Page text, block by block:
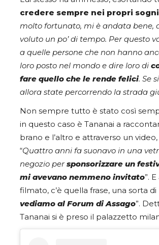
credere sempre nei propri sogni
molto fortunato, mi è andata bene,
voluto un po’ di tempo. Per questo
a quelle persone che non hanno
loro posto nel mondo e dire loro di
fare quello che le rende felici. Se
allora state percorrendo la strada
Non sempre tutto è stato così
in questo caso è Tananai a
brano e l’altro e attraverso un
“Quattro anni fa suonavo in una
negozio persponsorizzare un
mi avevano nemmeno invitato”.
filmato, c’è quella frase, una sorta di
vediamo al Forum di Assago”.
Tananai si è preso il palazzetto